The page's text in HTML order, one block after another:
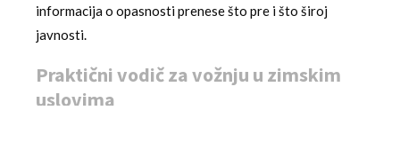
informacija o opasnosti prenese što pre i što široj
javnosti.
Praktični vodič za vožnju u zimskim
uslovima